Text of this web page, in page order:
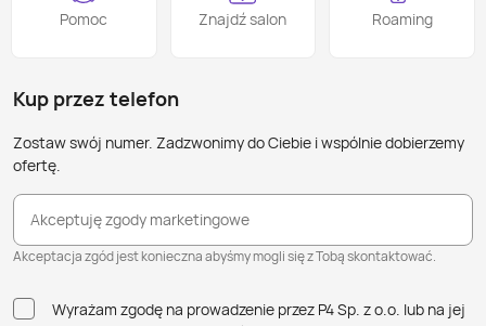
Pomoc Znajdź salon Roaming
Kup przez telefon
Zostaw swój numer. Zadzwonimy do Ciebie i wspólnie dobierzemy
ofertę.
Akceptuję zgody marketingowe
Akceptacja zgód jest konieczna abyśmy mogli się z Tobą skontaktować.
Wyrażam zgodę na prowadzenie przez P4 Sp. z o.o. lub na jej